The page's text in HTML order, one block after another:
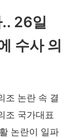
26일
수사 의
조 논란 속 결
조 국가대표
논란이 일파